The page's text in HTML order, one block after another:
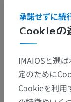
Cookieの
承諾せずに続
IMAIOSと選
定のために
Cookieを利用